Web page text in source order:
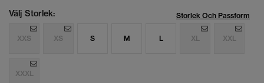
Välj Storlek: Storlek Och Passform
XXS XS S M L XL XXL
XXXL